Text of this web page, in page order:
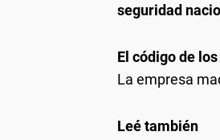
seguridad
El código de
La empresa